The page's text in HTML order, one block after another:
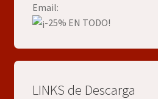
Email:
LINKS de Descarga